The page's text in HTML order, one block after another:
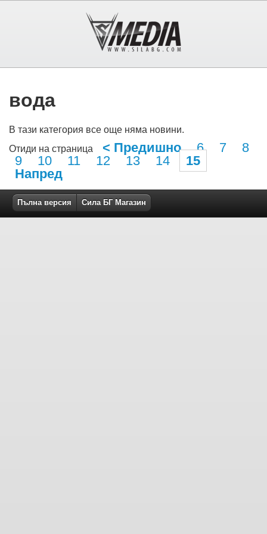
вода
В тази категория все още няма новини.
Отиди на страница
< Предишно 6 7
8
9
10 11 12 13 14
15
Напред
Пълна версия Сила БГ Магазин